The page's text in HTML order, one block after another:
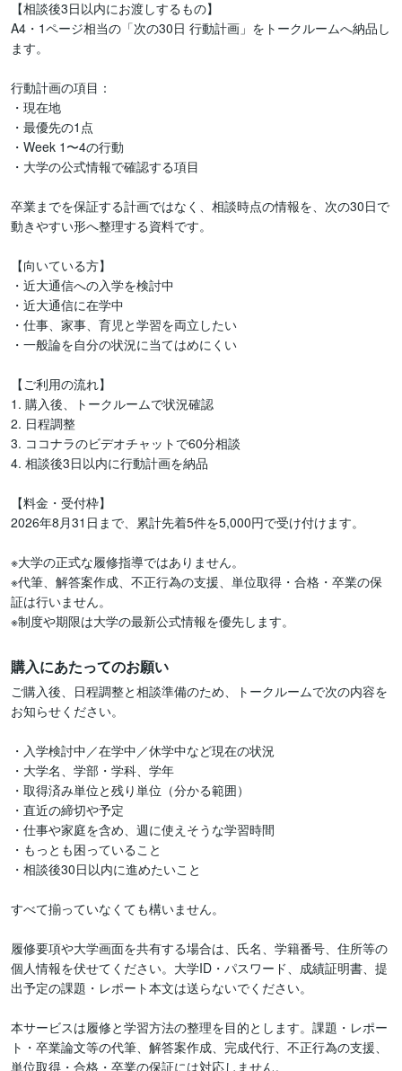
【相談後3日以内にお渡しするもの】
A4・1ページ相当の「次の30日 行動計画」をトークルームへ納品し
ます。
行動計画の項目：
・現在地
・最優先の1点
・Week 1〜4の行動
・大学の公式情報で確認する項目
卒業までを保証する計画ではなく、相談時点の情報を、次の30日で
動きやすい形へ整理する資料です。
【向いている方】
・近大通信への入学を検討中
・近大通信に在学中
・仕事、家事、育児と学習を両立したい
・一般論を自分の状況に当てはめにくい
【ご利用の流れ】
1. 購入後、トークルームで状況確認
2. 日程調整
3. ココナラのビデオチャットで60分相談
4. 相談後3日以内に行動計画を納品
【料金・受付枠】
2026年8月31日まで、累計先着5件を5,000円で受け付けます。
※大学の正式な履修指導ではありません。
※代筆、解答案作成、不正行為の支援、単位取得・合格・卒業の保
証は行いません。
※制度や期限は大学の最新公式情報を優先します。
購入にあたってのお願い
ご購入後、日程調整と相談準備のため、トークルームで次の内容を
お知らせください。
・入学検討中／在学中／休学中など現在の状況
・大学名、学部・学科、学年
・取得済み単位と残り単位（分かる範囲）
・直近の締切や予定
・仕事や家庭を含め、週に使えそうな学習時間
・もっとも困っていること
・相談後30日以内に進めたいこと
すべて揃っていなくても構いません。
履修要項や大学画面を共有する場合は、氏名、学籍番号、住所等の
個人情報を伏せてください。大学ID・パスワード、成績証明書、提
出予定の課題・レポート本文は送らないでください。
本サービスは履修と学習方法の整理を目的とします。課題・レポー
ト・卒業論文等の代筆、解答案作成、完成代行、不正行為の支援、
単位取得・合格・卒業の保証には対応しません。